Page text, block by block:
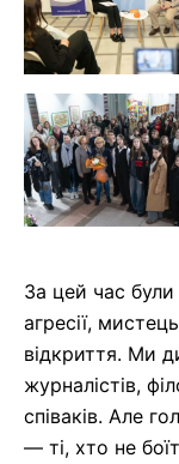
За цей час були
агресії,
відкриття. Ми
журналістів,
співаків. Але
— ті, хто не